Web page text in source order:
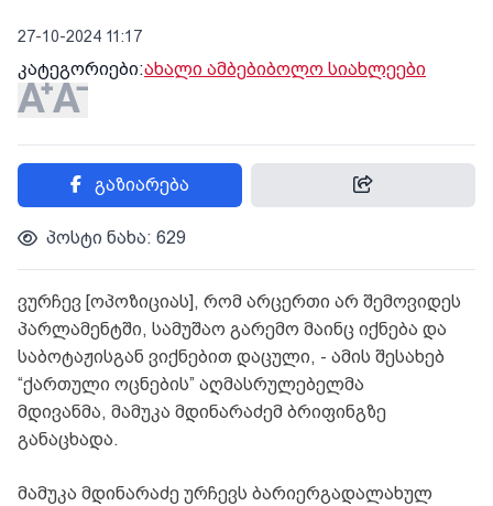
27-10-2024 11:17
კატეგორიები:ახალი ამბებიბოლო სიახლეები
გაზიარება
პოსტი ნახა: 629
ვურჩევ [ოპოზიციას], რომ არცერთი არ შემოვიდეს
პარლამენტში, სამუშაო გარემო მაინც იქნება და
საბოტაჟისგან ვიქნებით დაცული, - ამის შესახებ
“ქართული ოცნების” აღმასრულებელმა
მდივანმა, მამუკა მდინარაძემ ბრიფინგზე
განაცხადა.
მამუკა მდინარაძე ურჩევს ბარიერგადალახულ